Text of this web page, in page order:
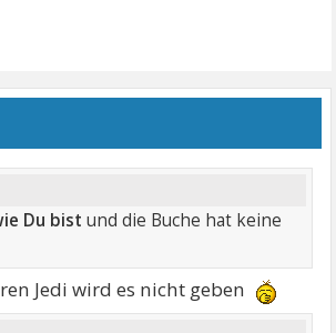
Du bist und die Buche hat keine
Jedi wird es nicht geben